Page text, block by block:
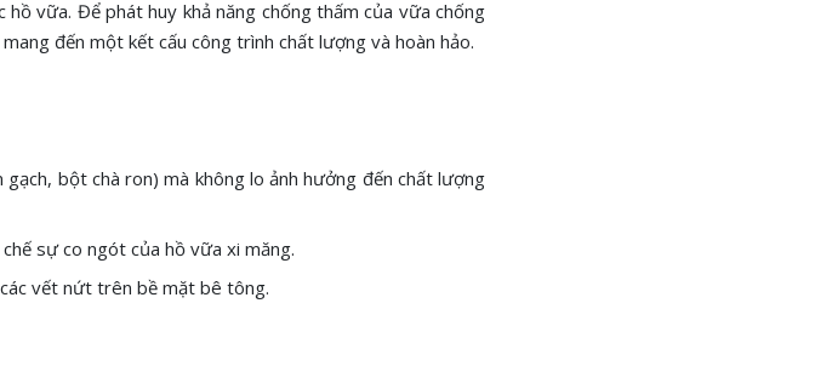
vữa. Để phát huy khả năng chống thấm của vữa chống
đến một kết cấu công trình chất lượng và hoàn hảo.
bột chà ron) mà không lo ảnh hưởng đến chất lượng
sự co ngót của hồ vữa xi măng.
vết nứt trên bề mặt bê tông.